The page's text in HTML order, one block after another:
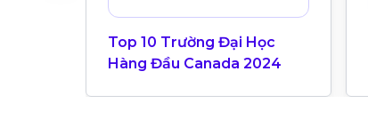
Top 10 Trường Đại Học
Hàng Đầu Canada 2024